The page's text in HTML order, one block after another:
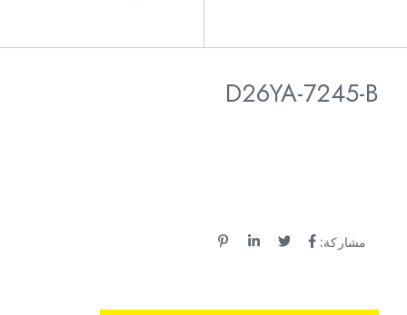
D26YA-7245-B
مشاركة: